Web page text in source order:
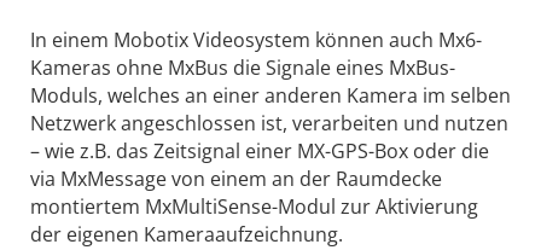
In einem Mobotix Videosystem können auch Mx6-
Kameras ohne MxBus die Signale eines MxBus-
Moduls, welches an einer anderen Kamera im selben
Netzwerk angeschlossen ist, verarbeiten und nutzen
– wie z.B. das Zeitsignal einer MX-GPS-Box oder die
via MxMessage von einem an der Raumdecke
montiertem MxMultiSense-Modul zur Aktivierung
der eigenen Kameraaufzeichnung.